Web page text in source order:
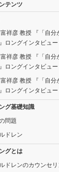
テンツ
祥彦 教授 『「自
ロングインタビュー
祥彦 教授 『「自
ロングインタビュー
祥彦 教授 『「自
ロングインタビュー
グ基礎知識
問題
ドレン
グとは
ドレンのカウンセ